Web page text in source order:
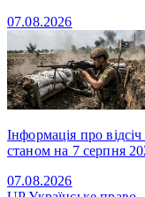
07.08.2026
Інформація про
станом на 7 серпня
07.08.2026